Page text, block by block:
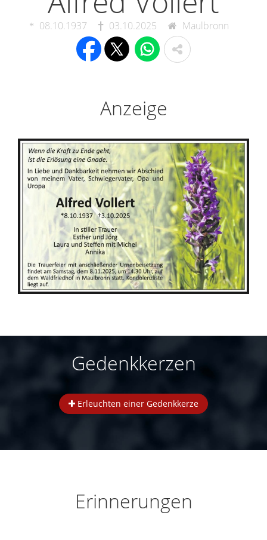
08.10.1937 03.10.2025 Maulbronn
Anzeige
Gedenkkerzen
Erleuchten einer Gedenkkerze
Erinnerungen